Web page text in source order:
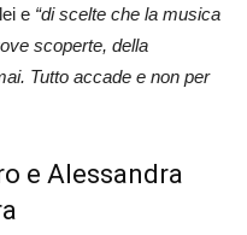
e “di scelte che la musica
scoperte, della
Tutto accade e non per
e Alessandra